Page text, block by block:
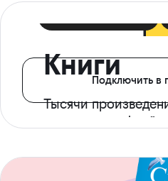
Книги
Тысячи
с доступом офлайн
Подключить в